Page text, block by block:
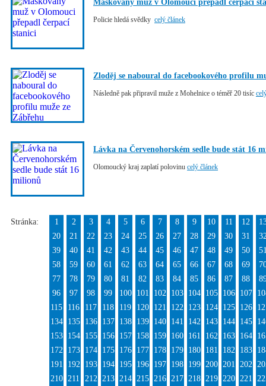
Maskovaný muž v Olomouci přepadl čerpací
Policie hledá svědky celý článek
Zloděj se naboural do facebookového profilu
Následně pak připravil muže z Mohelnice o téměř 20 tisíc
Lávka na Červenohorském sedle bude stát 16
Olomoucký kraj zaplatí polovinu celý článek
Stránka: 1 2 3 4 5 6 7 8 9 10 11 12
20
21 22 23 24 25 26 27 28 29 30 31
39
40 41 42 43 44 45 46 47 48 49 50
58
59 60 61 62 63 64 65 66 67 68 69
77
78 79 80 81 82 83 84 85 86 87 88
96
97 98 99 100 101 102 103 104 105 106 107
115
116 117 118 119 120 121 122 123 124 125 126
134
135 136 137 138 139 140 141 142 143 144 145
153
154 155 156 157 158 159 160 161 162 163 164
172
173 174 175 176 177 178 179 180 181 182 183
191
192 193 194 195 196 197 198 199 200 201 202
210 211 212 213 214 215 216 217 218 219 220 221